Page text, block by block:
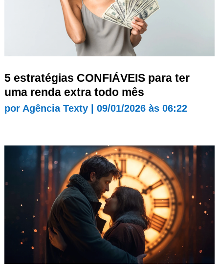
5 estratégias CONFIÁVEIS para ter
uma renda extra todo mês
por Agência Texty| 09/01/2026 às 06:22